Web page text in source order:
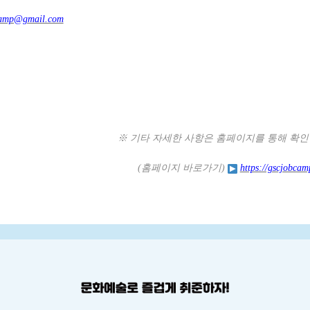
※ 기타 자세한 사항은 홈페이지를 통해 확
(홈페이지 바로가기) https://